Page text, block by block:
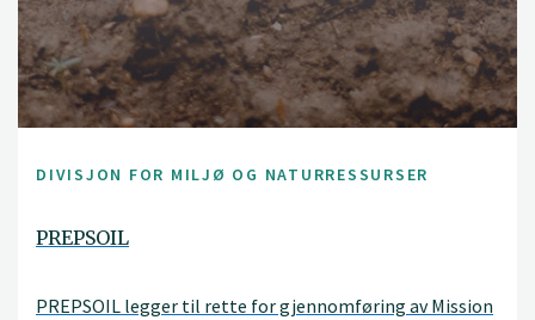
DIVISJON FOR MILJØ OG NATURRESSURSER
PREPSOIL
PREPSOIL legger til rette for gjennomføring av Mission